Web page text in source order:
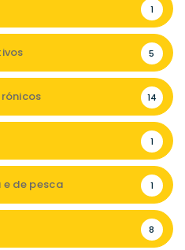
1
5
14
1
de pesca 1
8